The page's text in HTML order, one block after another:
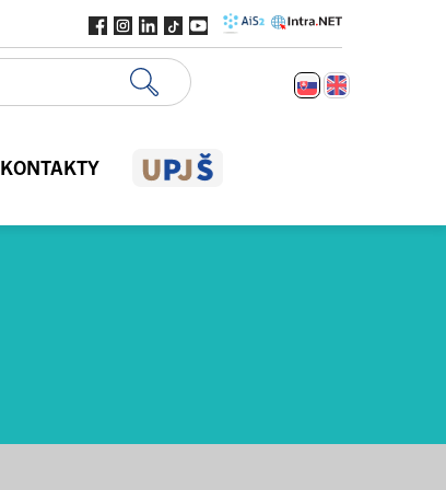
KONTAKTY